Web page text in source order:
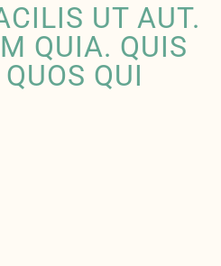
UT AUT.
QUIA. QUIS
QUI